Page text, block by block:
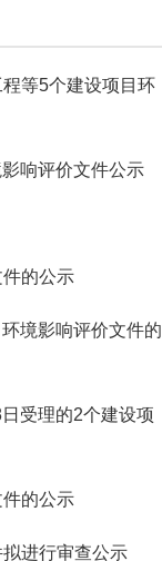
等5个建设项目环
响评价文件公示
的公示
境影响评价文件的
受理的2个建设项
的公示
进行审查公示